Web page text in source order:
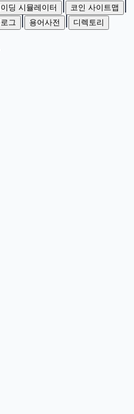
딩 시뮬레이터 코인 사이트맵
그 용어사전 디렉토리